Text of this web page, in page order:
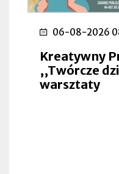
06-08-2026
Kreatywny
,,Twórcze
warsztaty